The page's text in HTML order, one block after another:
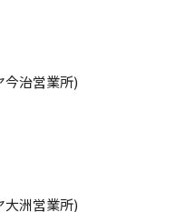
今治営業所)
大洲営業所)